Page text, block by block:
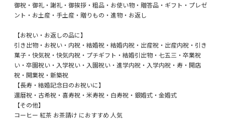
御祝・御礼・謝礼・御挨拶・粗品・お使い物・贈答品・ギフト・プレゼ
ント・お土産・手土産・贈りもの・進物・お返し
【お祝い・お返しの品に】
引き出物・お祝い・内祝・結婚祝・結婚内祝・出産祝・出産内祝・引き
菓子・快気祝・快気内祝・プチギフト・結婚引出物・七五三・卒業祝
い・卒園祝い・入学祝い・入園祝い・進学内祝・入学内祝・寿・開店
祝・開業祝・新築祝
【長寿・結婚記念日のお祝いに】
還暦祝・古希祝・喜寿祝・米寿祝・白寿祝・銀婚式・金婚式
【その他】
コーヒー 紅茶 お茶請け におすすめ 人気